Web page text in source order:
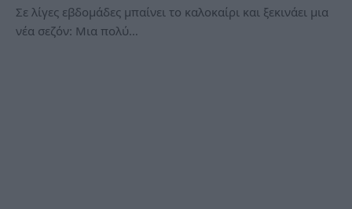
Σε λίγες εβδομάδες μπαίνει το καλοκαίρι και ξεκινάει μια
νέα σεζόν: Μια πολύ…